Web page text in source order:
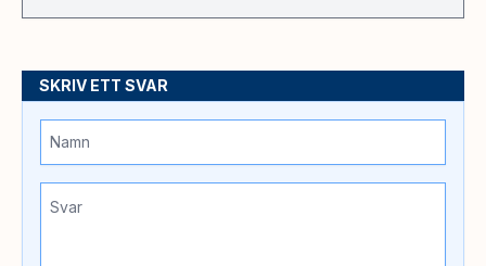
SKRIV ETT SVAR